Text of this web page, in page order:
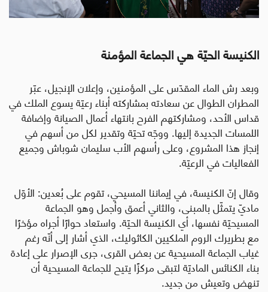
الكنيسة الحيّة هي الجماعة المؤمنة
وبعد رش الماء المقدّس على المؤمنين، وإعلان الإنجيل، عبّر
المطران الطوال عن سعادته بمشاركته أبناء رعيّة يسوع الملك في
قداس الأحد، ومشاركتهم الفرح بانتهاء أعمال الصيانة وإضافة
اللمسات الجديدة إليها. ووجّه تحيّة وتقدير لكل من أسهم في
إنجاز هذا المشروع، وعلى رأسهم الأب سليمان شوباش وجميع
الفعاليات في الرعيّة.
وقال إنّ الكنيسة، في إيماننا المسيحي، تقوم على بُعدين: الأوّل
ماديّ يتمثّل بالمبنى، والثاني أعمق وأجمل وهو الجماعة
المسيحيّة نفسها، أي الكنيسة الحيّة. واستعاد حوارًا أجراه مؤخرًا
مع بطريرك الروم الملكيين الكاثوليك، الذي أشار إلى أنّه رغم
غياب الجماعة المسيحية عن بعض القرى، جرى الإصرار على إعادة
بناء الكنائس الماديّة لتبقى مركزًا يتيح للجماعة المسيحية أن
تنهض وتعيش من جديد.